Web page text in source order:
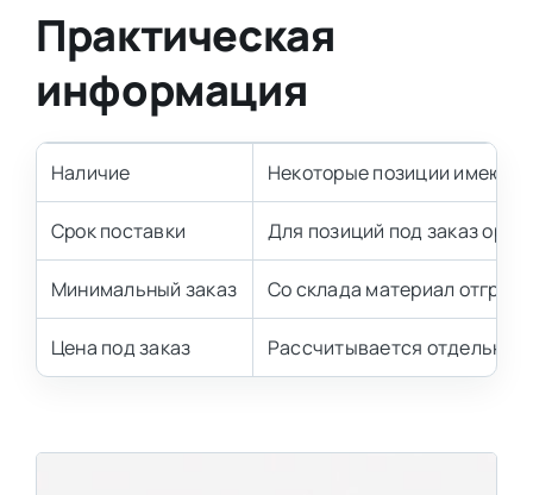
Практическая
информация
Наличие Некоторые позиции
Срок поставки Для позиций под заказ
Минимальный заказ Со склада материал
Цена под заказ Рассчитывается отдельно.